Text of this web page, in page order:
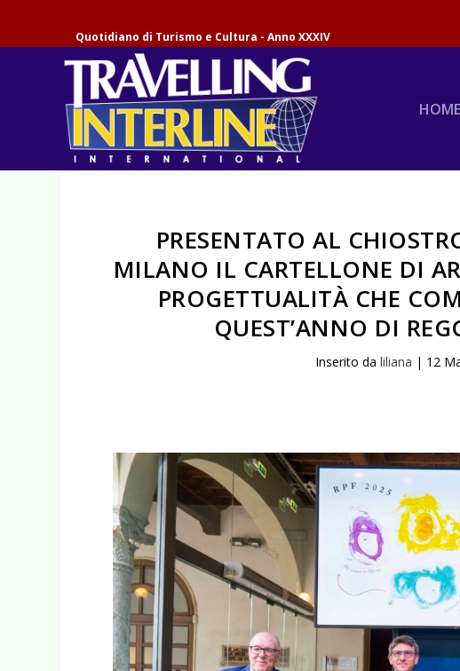
Quotidiano di Turismo e Cultura - Anno XXXIV
HOME
PRESENTATO AL
MILANO IL CARTELLONE DI
PROGETTUALITÀ CHE
QUEST’ANNO DI
Inserito da liliana | 12